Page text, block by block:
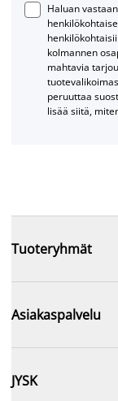
Haluan
kolmannen
mahtavia
peruuttaa
lisää siitä,
Tuoteryhmät
Asiakaspalvelu
JYSK